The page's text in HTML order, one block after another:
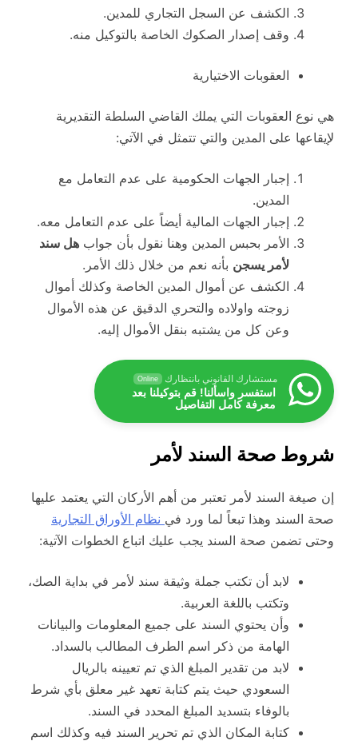
الكشف عن السجل التجاري للمدين.
وقف إصدار الصكوك الخاصة بالتوكيل منه.
العقوبات الاختيارية
هي نوع العقوبات التي يملك القاضي السلطة التقديرية
لإيقاعها على المدين والتي تتمثل في الآتي:
إجبار الجهات الحكومية على عدم التعامل مع
المدين.
إجبار الجهات المالية أيضاً على عدم التعامل معه.
الأمر بحبس المدين وهنا نقول بأن جواب هل سند
لأمر يسجن بأنه نعم من خلال ذلك الأمر.
الكشف عن أموال المدين الخاصة وكذلك أموال
زوجته واولاده والتحري الدقيق عن هذه الأموال
وعن كل من يشتبه بنقل الأموال إليه.
مستشارك القانوني بانتظارك Online
استفسر واسألنا! قم بتوكيلنا بعد
معرفة كامل التفاصيل
شروط صحة السند لأمر
إن صيغة السند لأمر تعتبر من أهم الأركان التي يعتمد عليها
صحة السند وهذا تبعاً لما ورد في نظام الأوراق التجارية
وحتى تضمن صحة السند يجب عليك اتباع الخطوات الآتية:
لابد أن تكتب جملة وثيقة سند لأمر في بداية الصك،
وتكتب باللغة العربية.
وأن يحتوي السند على جميع المعلومات والبيانات
الهامة من ذكر اسم الطرف المطالب بالسداد.
لابد من تقدير المبلغ الذي تم تعيينه بالريال
السعودي حيث يتم كتابة تعهد غير معلق بأي شرط
بالوفاء بتسديد المبلغ المحدد في السند.
كتابة المكان الذي تم تحرير السند فيه وكذلك اسم